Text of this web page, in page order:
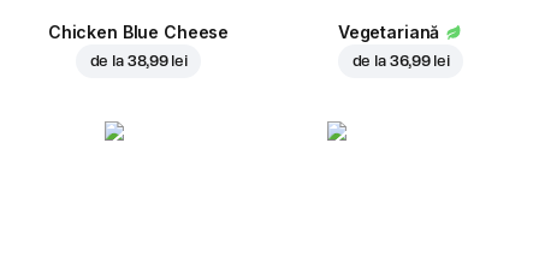
Chicken Blue Cheese
de la 38,99 lei
Vegetariană
de la 36,99 lei